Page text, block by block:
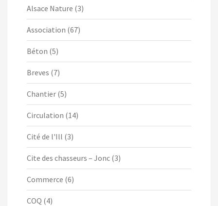
Alsace Nature (3)
Association (67)
Béton (5)
Breves (7)
Chantier (5)
Circulation (14)
Cité de l'Ill (3)
Cite des chasseurs – Jonc (3)
Commerce (6)
COQ (4)